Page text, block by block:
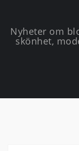
l
Nyheter om
skönhet,